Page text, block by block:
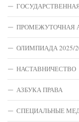
ПРОМЕЖУТОЧНАЯ
ОЛИМПИАДА 2025/
НАСТАВНИЧЕСТВО
АЗБУКА ПРАВА
СПЕЦИАЛЬНЫЕ